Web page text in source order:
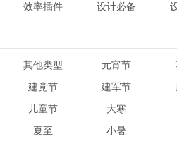
效率插件 设计必备
其他类型 元宵节
建党节 建军节
儿童节 大寒
夏至 小暑